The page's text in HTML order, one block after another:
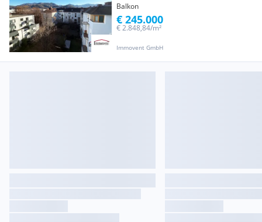
Balkon
Immovent GmbH
€ 2.848,84/m²
€ 245.000